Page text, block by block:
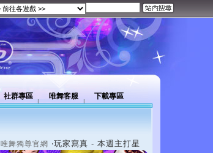
社群專區 唯舞客服 下載專區
唯舞獨尊官網 ‧玩家寫真 - 本週主打星